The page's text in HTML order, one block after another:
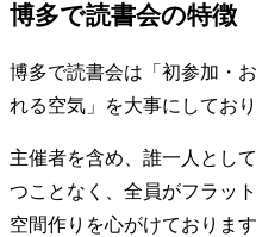
博多で読書会の特徴
博多で読書会は「初参加・
れる空気」を大事にしており
主催者を含め、誰一人とし
つことなく、全員がフラッ
空間作りを心がけております